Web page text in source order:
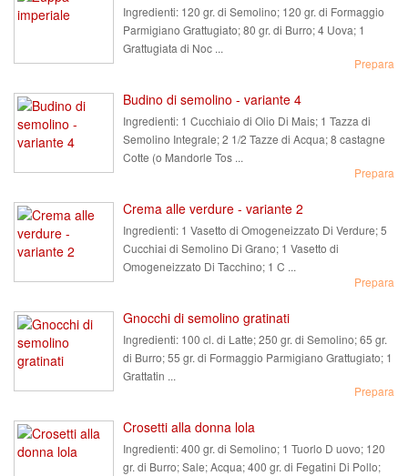
Ingredienti: 120 gr. di Semolino; 120 gr. di Formaggio
Parmigiano Grattugiato; 80 gr. di Burro; 4 Uova; 1
Grattugiata di Noc ...
Prepara
Budino di semolino - variante 4
Ingredienti: 1 Cucchiaio di Olio Di Mais; 1 Tazza di
Semolino Integrale; 2 1/2 Tazze di Acqua; 8 castagne
Cotte (o Mandorle Tos ...
Prepara
Crema alle verdure - variante 2
Ingredienti: 1 Vasetto di Omogeneizzato Di Verdure; 5
Cucchiai di Semolino Di Grano; 1 Vasetto di
Omogeneizzato Di Tacchino; 1 C ...
Prepara
Gnocchi di semolino gratinati
Ingredienti: 100 cl. di Latte; 250 gr. di Semolino; 65 gr.
di Burro; 55 gr. di Formaggio Parmigiano Grattugiato; 1
Grattatin ...
Prepara
Crosetti alla donna lola
Ingredienti:400 gr. di Semolino; 1 Tuorlo D uovo; 120
gr. di Burro; Sale; Acqua; 400 gr. di Fegatini Di Pollo;